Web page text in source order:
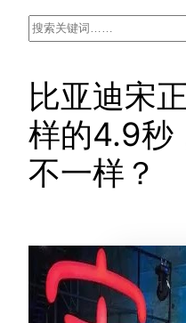
Search
比亚迪宋
样的4.9秒
不一样？